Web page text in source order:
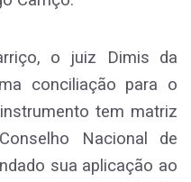
o juiz Dimis da
conciliação para o
tem matriz
Nacional de
sua aplicação ao